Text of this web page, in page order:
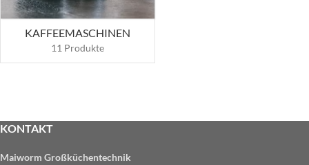
KAFFEEMASCHINEN
11 Produkte
KONTAKT
Maiworm Großküchentechnik